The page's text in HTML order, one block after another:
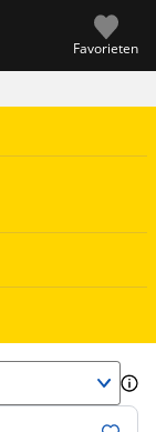
Favorieten